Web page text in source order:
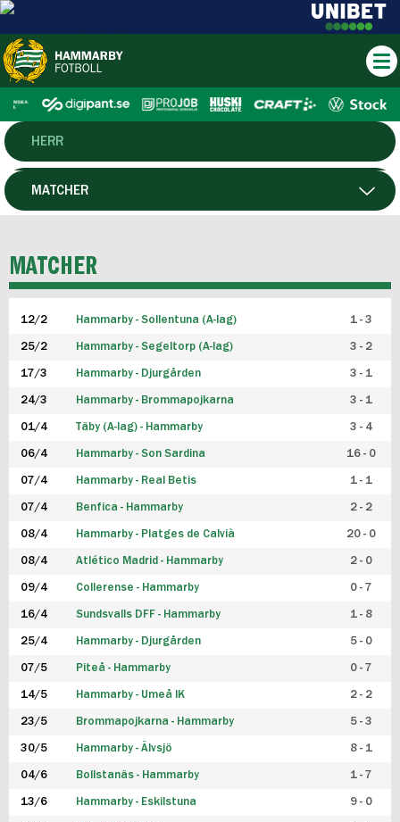
HERR
DAM
P19
F19
FUTSAL HERR
FUTSAL DAM
MATCHER
MATCHER
12/2 Hammarby - Sollentuna (A-lag) 1 - 3
25/2 Hammarby - Segeltorp (A-lag) 3 - 2
17/3 Hammarby - Djurgården 3 - 1
24/3 Hammarby - Brommapojkarna 3 - 1
01/4 Täby (A-lag) - Hammarby 3 - 4
06/4 Hammarby - Son Sardina 16 - 0
07/4 Hammarby - Real Betis 1 - 1
07/4 Benfica - Hammarby 2 - 2
08/4 Hammarby - Platges de Calvià 20 - 0
08/4 Atlético Madrid - Hammarby 2 - 0
09/4 Collerense - Hammarby 0 - 7
16/4 Sundsvalls DFF - Hammarby 1 - 8
25/4 Hammarby - Djurgården 5 - 0
07/5 Piteå - Hammarby 0 - 7
14/5 Hammarby - Umeå IK 2 - 2
23/5 Brommapojkarna - Hammarby 5 - 3
30/5 Hammarby - Älvsjö 8 - 1
04/6 Bollstanäs - Hammarby 1 - 7
13/6 Hammarby - Eskilstuna 9 - 0